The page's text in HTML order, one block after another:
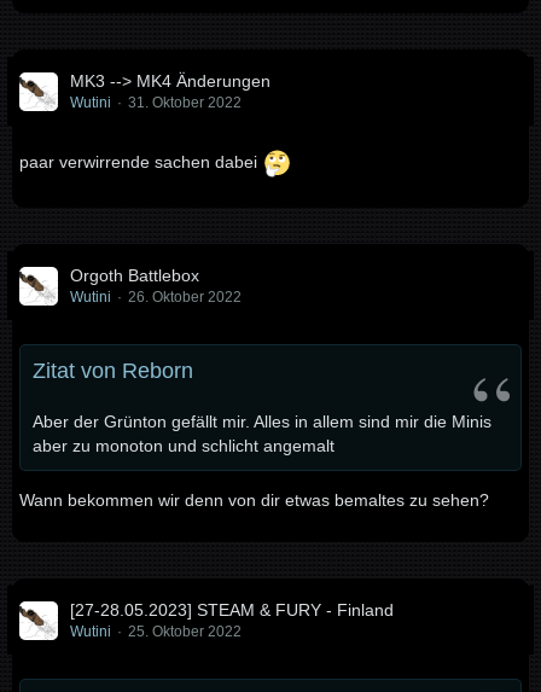
MK3 --> MK4 Änderungen
Wutini 31. Oktober 2022
paar verwirrende sachen dabei
Orgoth Battlebox
Wutini 26. Oktober 2022
Zitat von Reborn
Aber der Grünton gefällt mir. Alles in allem sind mir die Minis
aber zu monoton und schlicht angemalt
Wann bekommen wir denn von dir etwas bemaltes zu sehen?
[27-28.05.2023] STEAM & FURY - Finland
Wutini 25. Oktober 2022